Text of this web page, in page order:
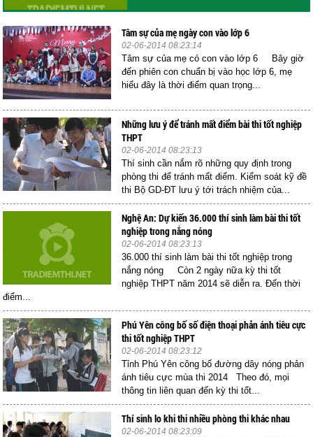
Tâm sự của mẹ ngày con vào lớp 6
02-06-2014 08:23:14
Tâm sự của mẹ có con vào lớp 6 Bây giờ
đến phiên con chuẩn bị vào học lớp 6, mẹ
hiểu đây là thời điểm quan trọng...
Những lưu ý để tránh mất điểm bài thi tốt nghiệp
THPT
02-06-2014 08:23:13
Thí sinh cần nắm rõ những quy định trong
phòng thi để tránh mất điểm. Kiểm soát kỹ đề
thi Bộ GD-ĐT lưu ý tới trách nhiệm của...
Nghệ An: Dự kiến 36.000 thí sinh làm bài thi tốt
nghiệp trong nắng nóng
02-06-2014 08:23:13
36.000 thí sinh làm bài thi tốt nghiệp trong
nắng nóng Còn 2 ngày nữa kỳ thi tốt
nghiệp THPT năm 2014 sẽ diễn ra. Đến thời
điểm...
Phú Yên công bố số điện thoại phản ánh tiêu cực
thi tốt nghiệp THPT
02-06-2014 08:23:12
Tỉnh Phú Yên công bố đường dây nóng phản
ánh tiêu cực mùa thi 2014 Theo đó, mọi
thông tin liên quan đến kỳ thi tốt...
Thí sinh lo khi thi nhiều phòng thi khác nhau
02-06-2014 08:23:09